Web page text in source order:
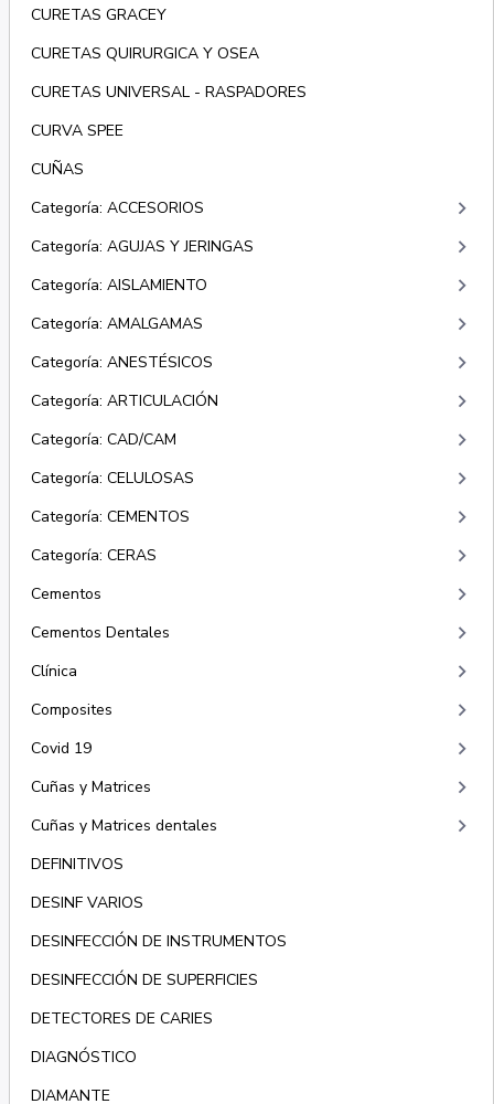
CURETAS GRACEY
CURETAS QUIRURGICA Y OSEA
CURETAS UNIVERSAL - RASPADORES
CURVA SPEE
CUÑAS
Categoría: ACCESORIOS
keyboard_arrow_right
Categoría: AGUJAS Y JERINGAS keyboard_arrow_right
Categoría: AISLAMIENTO keyboard_arrow_right
Categoría: AMALGAMAS keyboard_arrow_right
Categoría: ANESTÉSICOS keyboard_arrow_right
Categoría: ARTICULACIÓN keyboard_arrow_right
Categoría: CAD/CAM keyboard_arrow_right
Categoría: CELULOSAS keyboard_arrow_right
Categoría: CEMENTOS keyboard_arrow_right
Categoría: CERAS keyboard_arrow_right
Cementos keyboard_arrow_right
Cementos Dentales keyboard_arrow_right
Clínica keyboard_arrow_right
Composites keyboard_arrow_right
Covid 19 keyboard_arrow_right
Cuñas y Matrices keyboard_arrow_right
Cuñas y Matrices dentales keyboard_arrow_right
DEFINITIVOS
DESINF VARIOS
DESINFECCIÓN DE INSTRUMENTOS
DESINFECCIÓN DE SUPERFICIES
DETECTORES DE CARIES
DIAGNÓSTICO
DIAMANTE